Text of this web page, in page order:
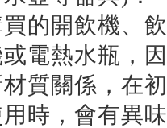
的開飲機、飲
電熱水瓶，因
質關係，在初
時，會有異味